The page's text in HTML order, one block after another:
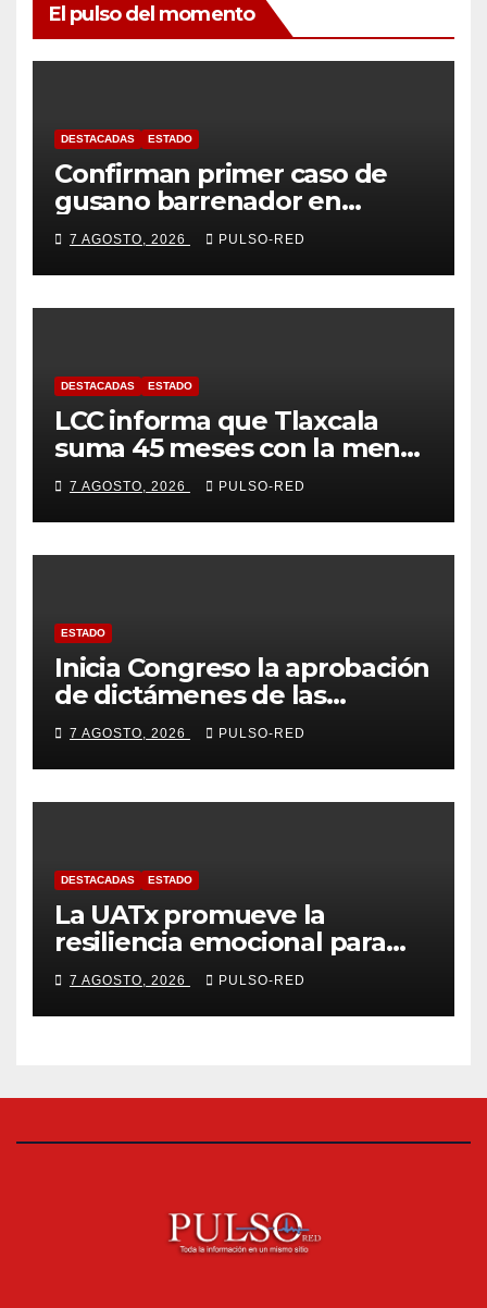
El pulso del momento
DESTACADAS ESTADO
Confirman primer caso de
gusano barrenador en
humano en Tlaxcala
7 AGOSTO, 2026 PULSO-RED
DESTACADAS ESTADO
LCC informa que Tlaxcala
suma 45 meses con la menor
tasa de delitos en el país
7 AGOSTO, 2026 PULSO-RED
ESTADO
Inicia Congreso la aprobación
de dictámenes de las
cuentas públicas de entes
fiscalizables del ejercicio
fiscal 2025
7 AGOSTO, 2026 PULSO-RED
DESTACADAS ESTADO
La UATx promueve la
resiliencia emocional para
fortalecer salud y bienestar
de estudiantes y docentes
7 AGOSTO, 2026 PULSO-RED